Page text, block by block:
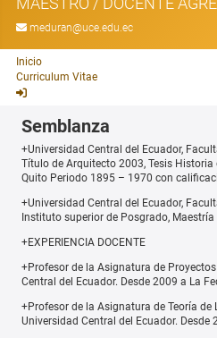
meduran@uce.edu.ec
Inicio
Curriculum Vitae
Semblanza
+Universidad Central del Ecuador,
Título de Arquitecto 2003, Tesis
Quito Periodo 1895 – 1970 con
+Universidad Central del Ecuador,
Instituto superior de Posgrado,
+EXPERIENCIA DOCENTE
+Profesor de la Asignatura de
Central del Ecuador. Desde 2009 a La
+Profesor de la Asignatura de Teoría
Universidad Central del Ecuador. Desde